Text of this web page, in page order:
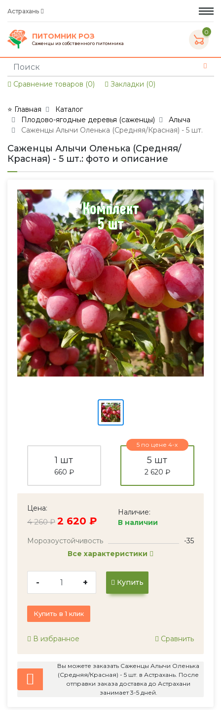
Астрахань
ПИТОМНИК РОЗ
Саженцы из собственного питомника
0
Сравнение товаров (0) Закладки (0)
⭐ Главная
Каталог
Плодово-ягодные деревья (саженцы)
Алыча
Саженцы Алычи Оленька (Средняя/Красная) - 5 шт.
Саженцы Алычи Оленька (Средняя/
Красная) - 5 шт.: фото и описание
1 шт
660 ₽
5 по цене 4-х
5 шт
2 620 ₽
Цена:
4 260 ₽ 2 620 ₽
Наличие:
В наличии
Морозоустойчивость
-35
Все характеристики
- + Купить
Купить в 1 клик
В избранное Сравнить
Вы можете заказать Саженцы Алычи Оленька
(Средняя/Красная) - 5 шт. в Астрахань. После
отправки заказа доставка до Астрахани
занимает 3-5 дней.